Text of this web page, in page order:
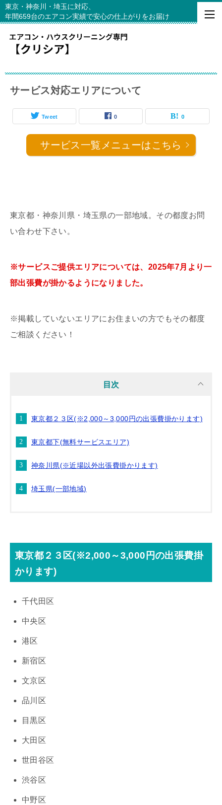
東京・神奈川・埼玉に対応、
年間659台のエアコン実績で安心の仕上がりをお届け
サービス対応エリアについて
Tweet 0 0
サービス一覧メニューはこちら
東京都・神奈川県・埼玉県の一部地域。その都度お問
い合わせ下さい。
※サービスご提供エリアについては、2025年7月より一
部出張費が掛かるようになりました。
※掲載していないエリアにお住まいの方でもその都度
ご相談ください！
目次
東京都２３区(※2,000～3,000円の出張費掛かります)
東京都下(無料サービスエリア)
神奈川県(※近場以外出張費掛かります)
埼玉県(一部地域)
東京都２３区(※2,000～3,000円の出張費掛
かります)
千代田区
中央区
港区
新宿区
文京区
品川区
目黒区
大田区
世田谷区
渋谷区
中野区